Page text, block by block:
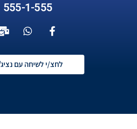
555-1-555
לחצ/י לשיחה עם נציג